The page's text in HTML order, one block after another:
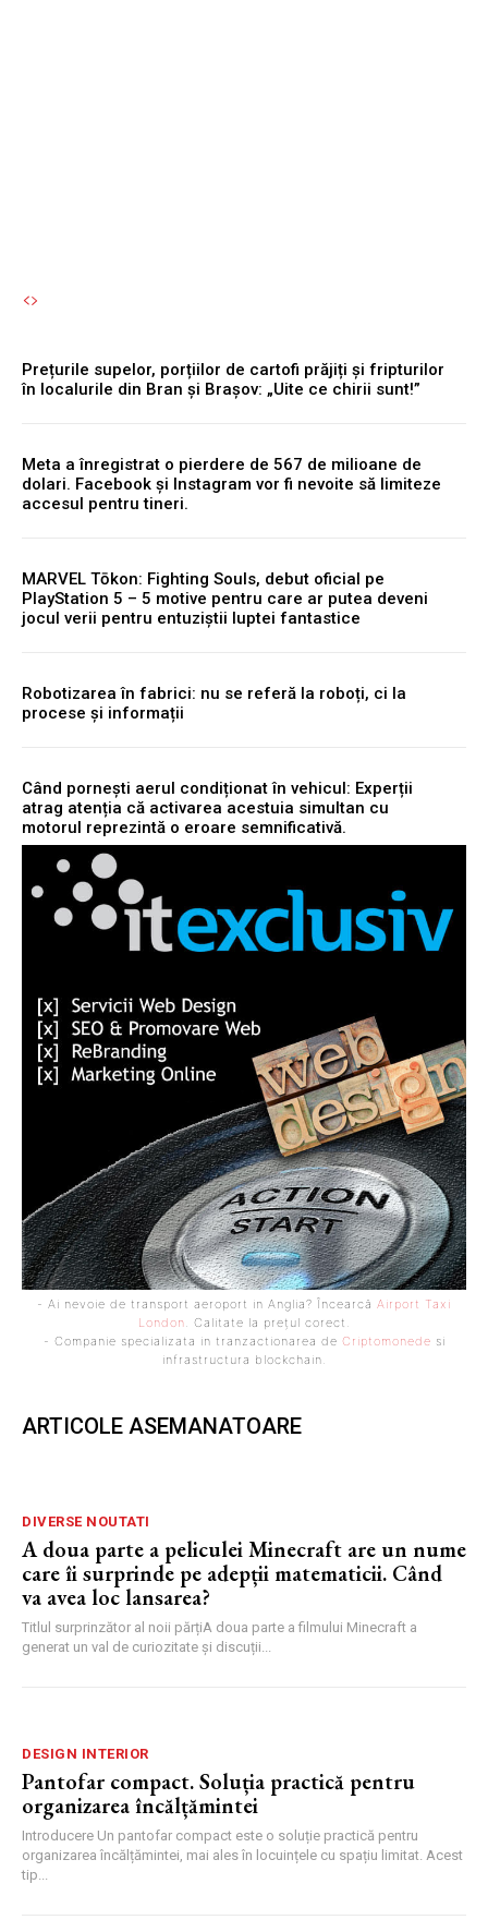
Prețurile supelor, porțiilor de cartofi prăjiți și fripturilor
în localurile din Bran și Brașov: „Uite ce chirii sunt!”
Meta a înregistrat o pierdere de 567 de milioane de
dolari. Facebook și Instagram vor fi nevoite să limiteze
accesul pentru tineri.
MARVEL Tōkon: Fighting Souls, debut oficial pe
PlayStation 5 – 5 motive pentru care ar putea deveni
jocul verii pentru entuziștii luptei fantastice
Robotizarea în fabrici: nu se referă la roboți, ci la
procese și informații
Când pornești aerul condiționat în vehicul: Experții
atrag atenția că activarea acestuia simultan cu
motorul reprezintă o eroare semnificativă.
- Ai nevoie de transport aeroport in Anglia? Încearcă Airport Taxi
London . Calitate la prețul corect.
- Companie specializata in tranzactionarea de Criptomonede si
infrastructura blockchain.
ARTICOLE ASEMANATOARE
DIVERSE NOUTATI
A doua parte a peliculei Minecraft are un nume
care îi surprinde pe adepții matematicii. Când
va avea loc lansarea?
Titlul surprinzător al noii părțiA doua parte a filmului Minecraft a
generat un val de curiozitate și discuții...
DESIGN INTERIOR
Pantofar compact. Soluția practică pentru
organizarea încălțămintei
Introducere Un pantofar compact este o soluție practică pentru
organizarea încălțămintei, mai ales în locuințele cu spațiu limitat. Acest
tip...